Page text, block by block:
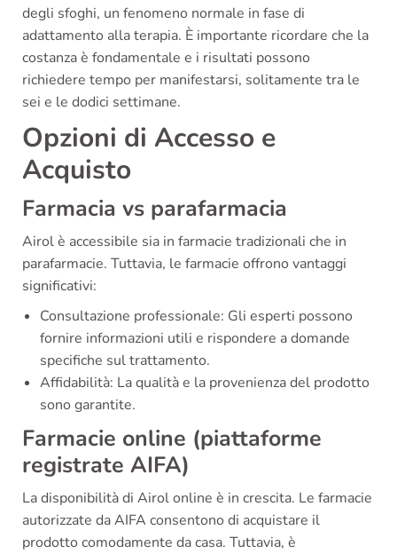
degli sfoghi, un fenomeno normale in fase di
adattamento alla terapia. È importante ricordare che la
costanza è fondamentale e i risultati possono
richiedere tempo per manifestarsi, solitamente tra le
sei e le dodici settimane.
Opzioni di Accesso e
Acquisto
Farmacia vs parafarmacia
Airol è accessibile sia in farmacie tradizionali che in
parafarmacie. Tuttavia, le farmacie offrono vantaggi
significativi:
Consultazione professionale: Gli esperti possono
fornire informazioni utili e rispondere a domande
specifiche sul trattamento.
Affidabilità: La qualità e la provenienza del prodotto
sono garantite.
Farmacie online (piattaforme
registrate AIFA)
La disponibilità di Airol online è in crescita. Le farmacie
autorizzate da AIFA consentono di acquistare il
prodotto comodamente da casa. Tuttavia, è